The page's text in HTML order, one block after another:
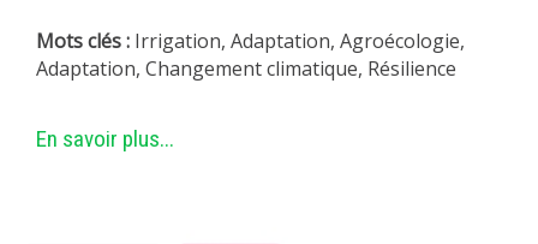
Mots clés : Irrigation, Adaptation, Agroécologie,
Adaptation, Changement climatique, Résilience
En savoir plus...